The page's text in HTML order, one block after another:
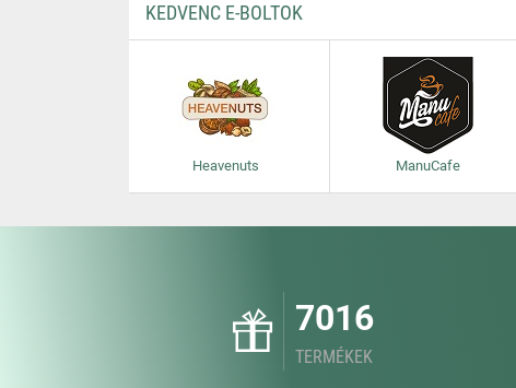
KEDVENC E-BOLTOK
Heavenuts ManuCafe
7016
TERMÉKEK